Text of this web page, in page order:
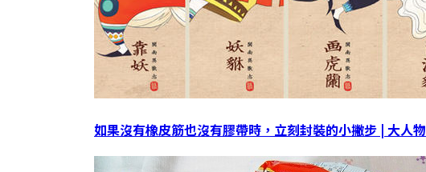
如果沒有橡皮筋也沒有膠帶時，立刻封裝的小撇步 | 大人物